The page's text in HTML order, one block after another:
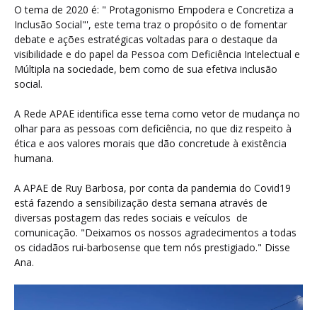
O tema de 2020 é: " Protagonismo Empodera e Concretiza a
Inclusão Social"', este tema traz o propósito o de fomentar
debate e ações estratégicas voltadas para o destaque da
visibilidade e do papel da Pessoa com Deficiência Intelectual e
Múltipla na sociedade, bem como de sua efetiva inclusão
social.
A Rede APAE identifica esse tema como vetor de mudança no
olhar para as pessoas com deficiência, no que diz respeito à
ética e aos valores morais que dão concretude à existência
humana.
A APAE de Ruy Barbosa, por conta da pandemia do Covid19
está fazendo a sensibilização desta semana através de
diversas postagem das redes sociais e veículos de
comunicação. "Deixamos os nossos agradecimentos a todas
os cidadãos rui-barbosense que tem nós prestigiado." Disse
Ana.